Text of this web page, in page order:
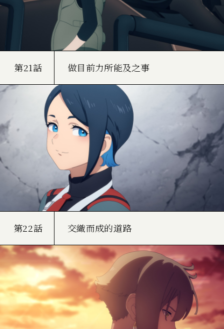
第21話 做目前力所能及之事
第22話 交織而成的道路